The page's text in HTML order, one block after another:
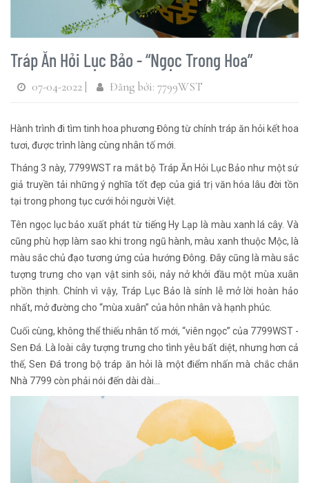
Tráp Ăn Hỏi Lục Bảo - “Ngọc Trong Hoa”
07-04-2022 | Đăng bởi: 7799WST
Hành trình đi tìm tinh hoa phương Đông từ chính tráp ăn hỏi kết hoa
tươi, được trình làng cùng nhân tố mới.
Tháng 3 này, 7799WST ra mắt bộ Tráp Ăn Hỏi Lục Bảo như một sứ
giả truyền tải những ý nghĩa tốt đẹp của giá trị văn hóa lâu đời tồn
tại trong phong tục cưới hỏi người Việt.
Tên ngọc lục bảo xuất phát từ tiếng Hy Lạp là màu xanh lá cây. Và
cũng phù hợp làm sao khi trong ngũ hành, màu xanh thuộc Mộc, là
màu sắc chủ đạo tương ứng của hướng Đông. Đây cũng là màu sắc
tượng trưng cho vạn vật sinh sôi, nảy nở khởi đầu một mùa xuân
phồn thịnh. Chính vì vậy, Tráp Lục Bảo là sính lễ mở lời hoàn hảo
nhất, mở đường cho “mùa xuân” của hôn nhân và hạnh phúc.
Cuối cùng, không thể thiếu nhân tố mới, “viên ngọc” của 7799WST -
Sen Đá. Là loài cây tượng trưng cho tình yêu bất diệt, nhưng hơn cả
thế, Sen Đá trong bộ tráp ăn hỏi là một điểm nhấn mà chắc chắn
Nhà 7799 còn phải nói đến dài dài…